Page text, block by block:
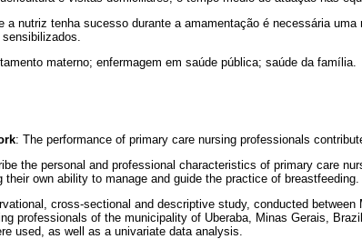
a nutriz tenha sucesso durante a amamentação é necessária
materno; enfermagem em saúde pública; saúde da família.
: The performance of primary care nursing professionals
the personal and professional characteristics of primary care
their own ability to manage and guide the practice of breastfeeding.
cross-sectional and descriptive study, conducted
professionals of the municipality of Uberaba, Minas Gerais,
used, as well as a univariate data analysis.